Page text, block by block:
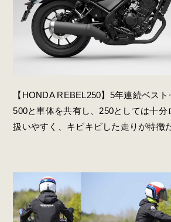
【HONDA REBEL250】5年連続ベスト
500と車体を共有し、250としては十分
扱いやすく、キビキビした走りが特徴だ